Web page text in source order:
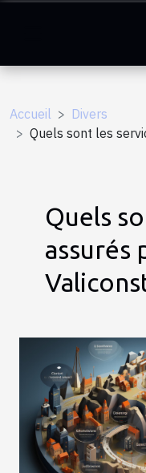
Accueil
Divers
Quels sont les
Quels
assurés